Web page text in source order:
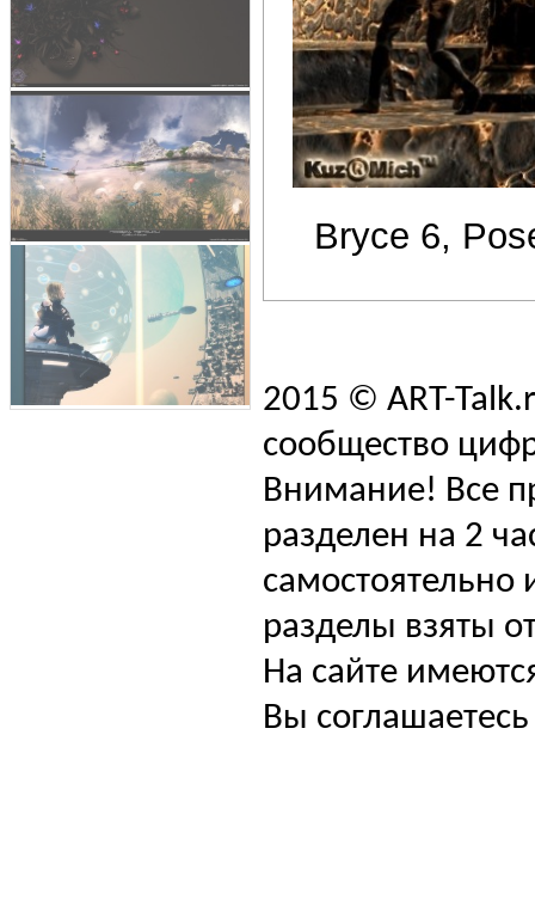
Bryce 6,
2015 © ART-
сообщество
Внимание! Все
разделен на 2
самостоятельно
разделы взяты
На сайте
Вы